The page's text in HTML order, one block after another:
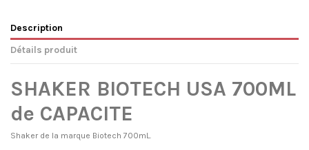
Description
Détails produit
SHAKER BIOTECH USA 700ML
de CAPACITE
Shaker de la marque Biotech 700mL.